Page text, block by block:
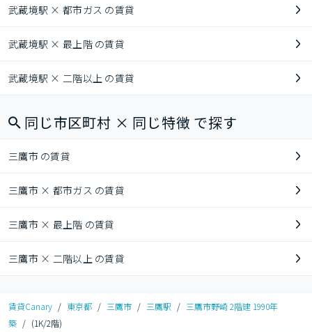
武蔵境駅 × 都市ガス の賃貸
武蔵境駅 × 最上階 の賃貸
武蔵境駅 × 二階以上 の賃貸
同じ市区町村 × 同じ特徴 で探す
三鷹市 の賃貸
三鷹市 × 都市ガス の賃貸
三鷹市 × 最上階 の賃貸
三鷹市 × 二階以上 の賃貸
賃貸Canary / 東京都 / 三鷹市 / 三鷹駅 / 三鷹市野崎 2階建 1990年
築 / (1K/2階)